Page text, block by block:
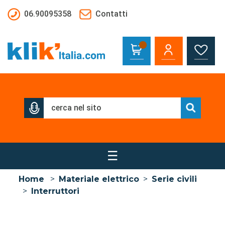
06.90095358
Contatti
☰
Home > Materiale elettrico > Serie civili
> Interruttori